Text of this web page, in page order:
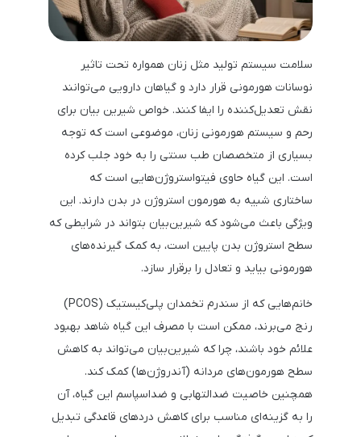
سلامت سیستم تولید مثل زنان همواره تحت تاثیر
نوسانات هورمونی قرار دارد و گیاهان دارویی می‌توانند
نقش تعدیل‌کننده را ایفا کنند. خواص شیرین بیان برای
رحم و سیستم هورمونی زنان، موضوعی است که توجه
بسیاری از متخصصان طب سنتی را به خود جلب کرده
است. این گیاه حاوی فیتواستروژن‌هایی است که
ساختاری شبیه به هورمون استروژن در بدن دارند. این
ویژگی باعث می‌شود که شیرین‌بیان بتواند در شرایطی که
سطح استروژن بدن پایین است، به کمک گیرنده‌های
هورمونی بیاید و تعادل را برقرار سازد.
خانم‌هایی که از سندرم تخمدان پلی‌کیستیک (PCOS)
رنج می‌برند، ممکن است با مصرف این گیاه شاهد بهبود
علائم خود باشند، چرا که شیرین‌بیان می‌تواند به کاهش
سطح هورمون‌های مردانه (آندروژن‌ها) کمک کند.
همچنین خاصیت ضدالتهابی و ضداسپاسم این گیاه، آن
را به گزینه‌ای مناسب برای کاهش دردهای قاعدگی تبدیل